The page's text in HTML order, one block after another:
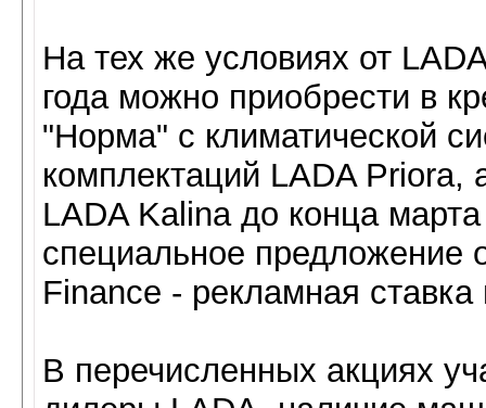
На тех же условиях от
года можно приобрести в
"Норма" с климатической
комплектаций LADA Priora,
LADA Kalina до конца
специальное
Finance - рекламная ставка
В перечисленных акциях